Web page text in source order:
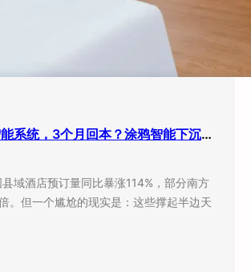
县城酒店装智能系统，3个月回本？涂鸦智能下沉市场打法曝光
域酒店预订量同比暴涨114%，部分南方
。但一个尴尬的现实是：这些撑起半边天